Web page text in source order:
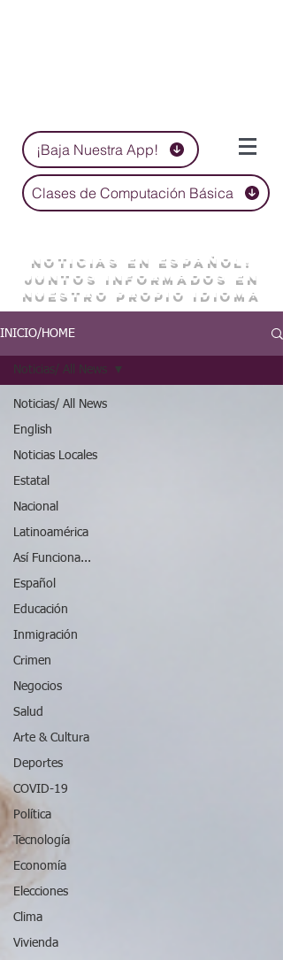
¡Baja Nuestra App!
Clases de Computación Básica
NOTICIAS EN ESPAÑOL:
JUNTOS INFORMADOS EN
NUESTRO PROPIO IDIOMA
INICIO/HOME
Noticias/ All News
English
Noticias Locales
Estatal
Nacional
Latinoamérica
Así Funciona...
Español
Educación
Inmigración
Crimen
Negocios
Salud
Arte & Cultura
Deportes
COVID-19
Política
Tecnología
Economía
Elecciones
Clima
Vivienda
Noticias/ All News